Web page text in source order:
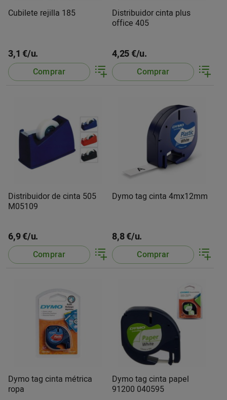
Cubilete rejilla 185
3,1 €/u.
Comprar
Distribuidor cinta plus
office 405
4,25 €/u.
Comprar
Distribuidor de cinta 505
M05109
6,9 €/u.
Comprar
Dymo tag cinta 4mx12mm
8,8 €/u.
Comprar
Dymo tag cinta métrica
ropa
Dymo tag cinta papel
91200 040595